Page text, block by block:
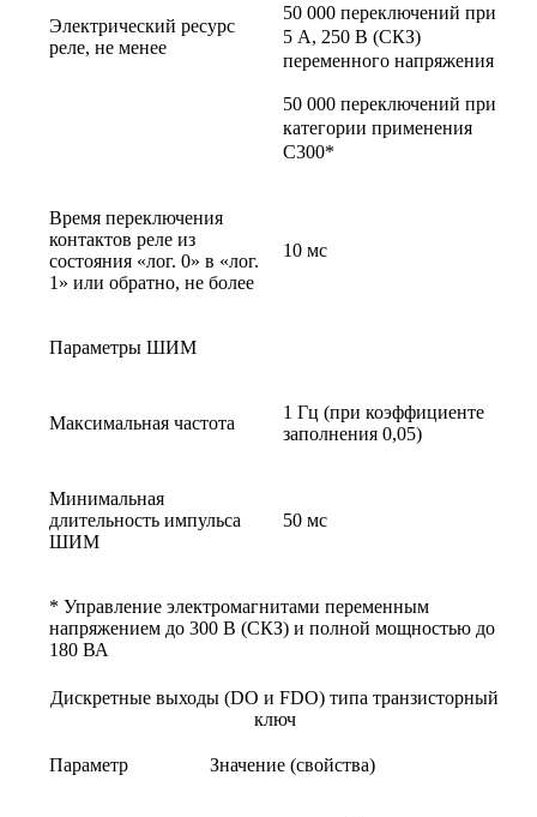
Электрический ресурс
реле, не менее
50 000 переключений при
5 А, 250 В (СКЗ)
переменного напряжения
50 000 переключений при
категории применения
С300*
Время переключения
контактов реле из
состояния «лог. 0» в «лог.
1» или обратно, не более
10 мс
Параметры ШИМ
Максимальная частота
1 Гц (при коэффициенте
заполнения 0,05)
Минимальная
длительность импульса
ШИМ
50 мс
* Управление электромагнитами переменным
напряжением до 300 В (СКЗ) и полной мощностью до
180 ВА
Дискретные выходы (DO и FDO) типа транзисторный
ключ
Параметр Значение (свойства)